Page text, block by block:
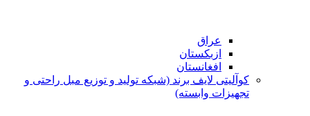
عراق
ازبکستان
افغانستان
کوآلیتی لایف برند (شبکه تولید و توزیع مبل راحتی و
تجهیزات وابسته)